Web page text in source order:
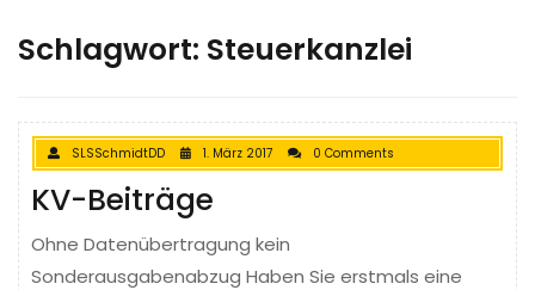
Schlagwort: Steuerkanzlei
SLSSchmidtDD 1. März 2017 0 Comments
KV-Beiträge
Ohne Datenübertragung kein
Sonderausgabenabzug Haben Sie erstmals eine